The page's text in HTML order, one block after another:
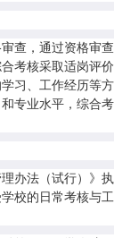
查，通过资格审查
考核采取适岗评价
习、工作经历等方
专业水平，综合考
办法（试行）》执
校的日常考核与工